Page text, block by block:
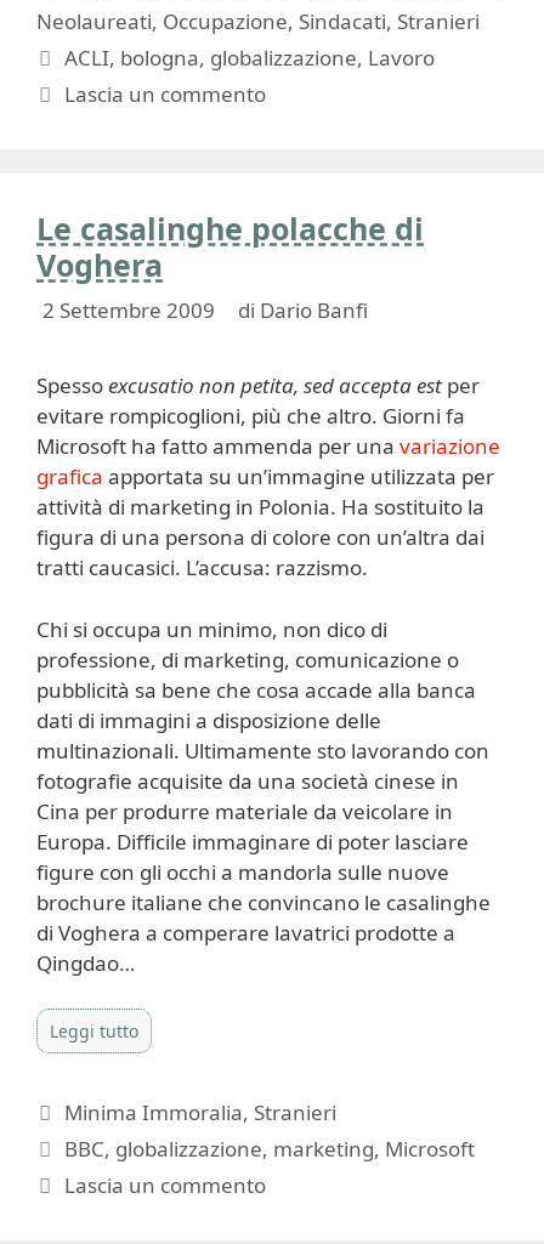
Neolaureati, Occupazione, Sindacati, Stranieri
Tag
ACLI, bologna, globalizzazione, Lavoro
Lascia un commento
Le casalinghe polacche di
Voghera
2 Settembre 2009 di Dario Banfi
Spessoexcusatio non petita, sed accepta est per
evitare rompicoglioni, più che altro. Giorni fa
Microsoft ha fatto ammenda per una variazione
grafica apportata su un’immagine utilizzata per
attività di marketing in Polonia. Ha sostituito la
figura di una persona di colore con un’altra dai
tratti caucasici. L’accusa: razzismo.
Chi si occupa un minimo, non dico di
professione, di marketing, comunicazione o
pubblicità sa bene che cosa accade alla banca
dati di immagini a disposizione delle
multinazionali. Ultimamente sto lavorando con
fotografie acquisite da una società cinese in
Cina per produrre materiale da veicolare in
Europa. Difficile immaginare di poter lasciare
figure con gli occhi a mandorla sulle nuove
brochure italiane che convincano le casalinghe
di Voghera a comperare lavatrici prodotte a
Qingdao…
Leggi tutto
Categorie
Minima Immoralia, Stranieri
Tag
BBC, globalizzazione, marketing, Microsoft
Lascia un commento